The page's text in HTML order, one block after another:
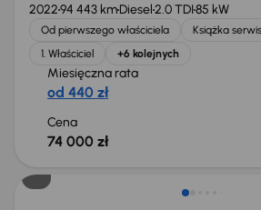
202294 443 kmDiesel2.0 TDI85 kW
Od pierwszego właściciela Książka
1. Właściciel
+6 kolejnych
Miesięczna rata
od 440 zł
Cena
74 000 zł